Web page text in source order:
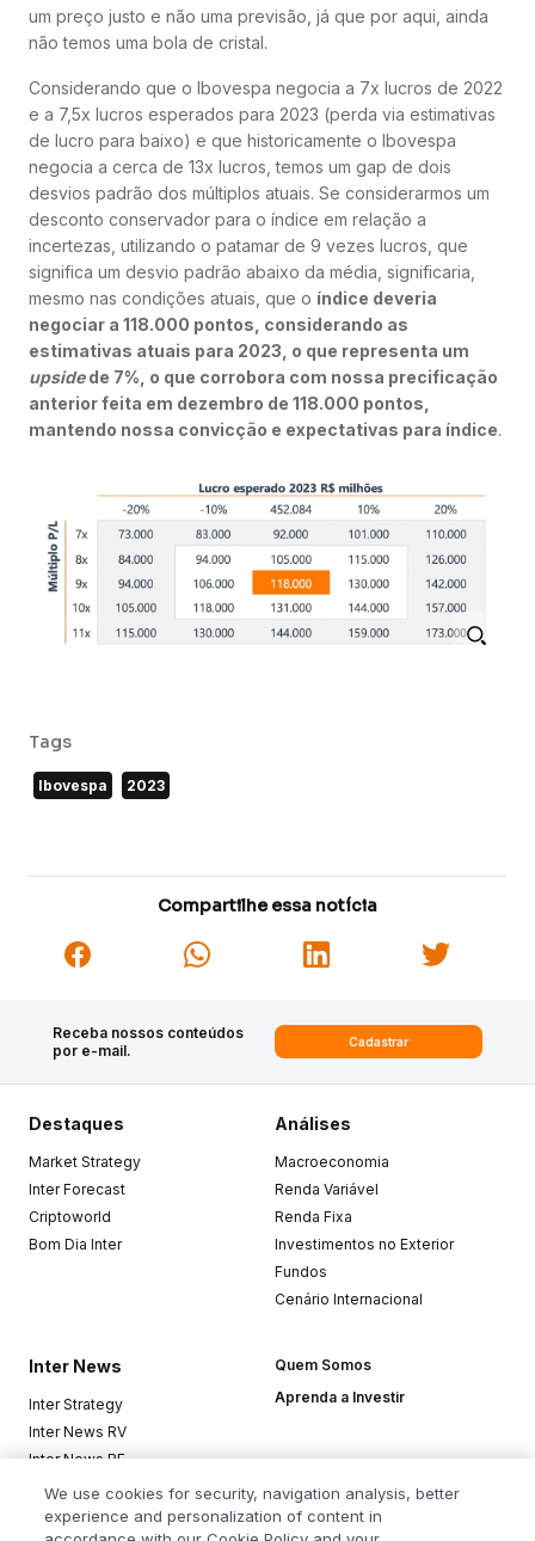
um preço justo e não uma previsão, já que por aqui, ainda
não temos uma bola de cristal.
Considerando que o Ibovespa negocia a 7x lucros de 2022
e a 7,5x lucros esperados para 2023 (perda via estimativas
de lucro para baixo) e que historicamente o Ibovespa
negocia a cerca de 13x lucros, temos um gap de dois
desvios padrão dos múltiplos atuais. Se considerarmos um
desconto conservador para o índice em relação a
incertezas, utilizando o patamar de 9 vezes lucros, que
significa um desvio padrão abaixo da média, significaria,
mesmo nas condições atuais, que o índice deveria
negociar a 118.000 pontos, considerando as
estimativas atuais para 2023, o que representa um
upsidede 7%, o que corrobora com nossa precificação
anterior feita em dezembro de 118.000 pontos,
mantendo nossa convicção e expectativas para índice.
Tags
Ibovespa 2023
Compartilhe essa notícia
Receba nossos conteúdos
por e-mail.
Cadastrar
Destaques
Market Strategy
Inter Forecast
Criptoworld
Bom Dia Inter
Análises
Macroeconomia
Renda Variável
Renda Fixa
Investimentos no Exterior
Fundos
Cenário Internacional
Inter News
Inter Strategy
Inter News RV
Inter News RF
Top Funds
Quem Somos
Aprenda a Investir
We use cookies for security, navigation analysis, better
experience and personalization of content in